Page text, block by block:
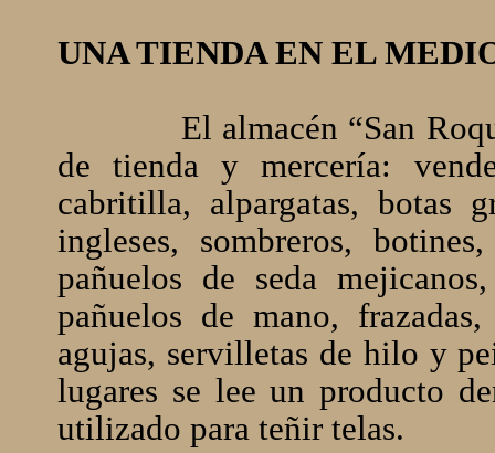
UNA TIENDA EN EL
El almacén “San
de tienda y mercería:
cabritilla, alpargatas, botas
ingleses, sombreros,
pañuelos de seda
pañuelos de mano,
agujas, servilletas de hilo y
lugares se lee un producto
utilizado para teñir telas.